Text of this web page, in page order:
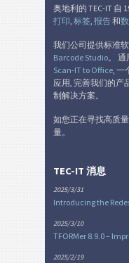
奥地利的 TEC-IT 自
打印 标签 报告和
我们公司提供标准
Barcode Studio。
Scan-IT to Office ,
应用, 完善我们的产
制解决方案。
如您正在寻找高质
量。
TEC-IT 消息
2025/3/31
Introducing the
2025/3/10
TFORMer 8.9.0 –
2025/2/19